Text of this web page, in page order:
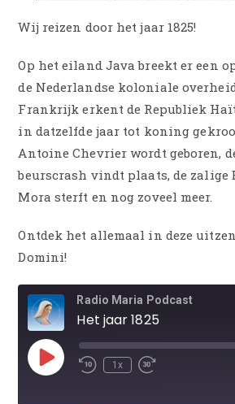
Wij reizen door het jaar 1825!
Op het eiland Java breekt er een
de Nederlandse koloniale
Frankrijk erkent de Republiek
in datzelfde jaar tot koning
Antoine Chevrier wordt geboren,
beurscrash vindt plaats, de zalige
Mora sterft en nog zoveel meer.
Ontdek het allemaal in deze
Domini!
Radio Maria Podcast
Het jaar 1825
1x